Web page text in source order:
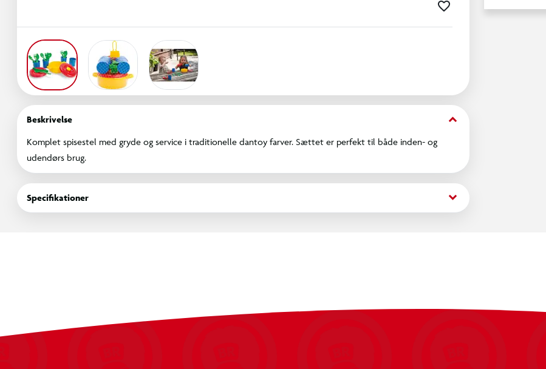
Beskrivelse keyboard_arrow_down
Komplet spisestel med gryde og service i traditionelle dantoy farver. Sættet er perfekt til både inden- og
udendørs brug.
Specifikationer keyboard_arrow_down